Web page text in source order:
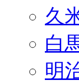
久
白
明